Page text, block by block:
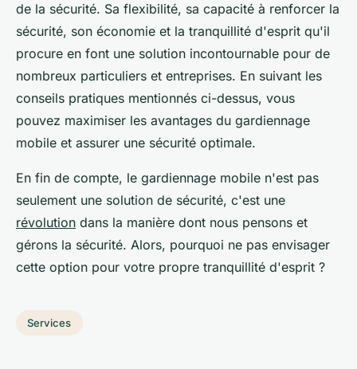
de la sécurité. Sa flexibilité, sa capacité à renforcer la
sécurité, son économie et la tranquillité d'esprit qu'il
procure en font une solution incontournable pour de
nombreux particuliers et entreprises. En suivant les
conseils pratiques mentionnés ci-dessus, vous
pouvez maximiser les avantages du gardiennage
mobile et assurer une sécurité optimale.
En fin de compte, le gardiennage mobile n'est pas
seulement une solution de sécurité, c'est une
révolution dans la manière dont nous pensons et
gérons la sécurité. Alors, pourquoi ne pas envisager
cette option pour votre propre tranquillité d'esprit ?
Services